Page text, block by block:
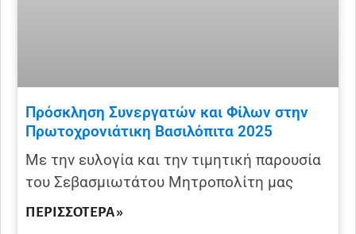
Πρόσκληση Συνεργατών και Φίλων στην
Πρωτοχρονιάτικη Βασιλόπιτα 2025
Με την ευλογία και την τιμητική παρουσία
του Σεβασμιωτάτου Μητροπολίτη μας
ΠΕΡΙΣΣΌΤΕΡΑ »